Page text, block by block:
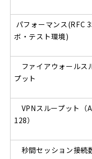
パフォーマンス(RFC
ボ・テスト環境)
ファイアウォールス
プット
VPNスループット（
128）
秒間セッション接続